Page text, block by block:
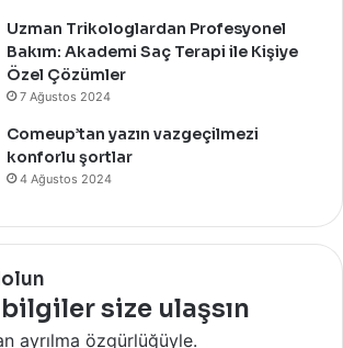
Uzman Trikologlardan Profesyonel
Bakım: Akademi Saç Terapi ile Kişiye
Özel Çözümler
7 Ağustos 2024
Comeup’tan yazın vazgeçilmezi
konforlu şortlar
4 Ağustos 2024
size ulaşsın
ayrılma özgürlüğüyle.